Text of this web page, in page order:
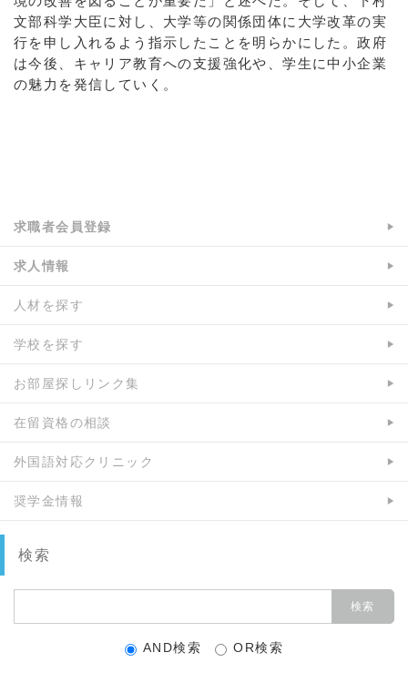
文部科学大臣に対し、大学等の関係団体に大学改革の実
行を申し入れるよう指示したことを明らかにした。政府
は今後、キャリア教育への支援強化や、学生に中小企業
の魅力を発信していく。
求職者会員登録
求人情報
人材を探す
学校を探す
お部屋探しリンク集
在留資格の相談
外国語対応クリニック
奨学金情報
検索
AND検索 OR検索